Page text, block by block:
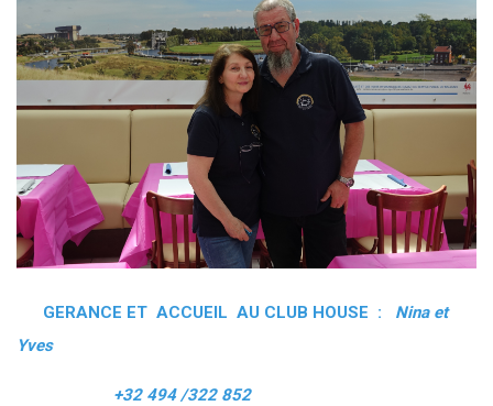
GERANCE ET ACCUEIL AU CLUB HOUSE :
Nina et
Yves
+32 494 /322 852